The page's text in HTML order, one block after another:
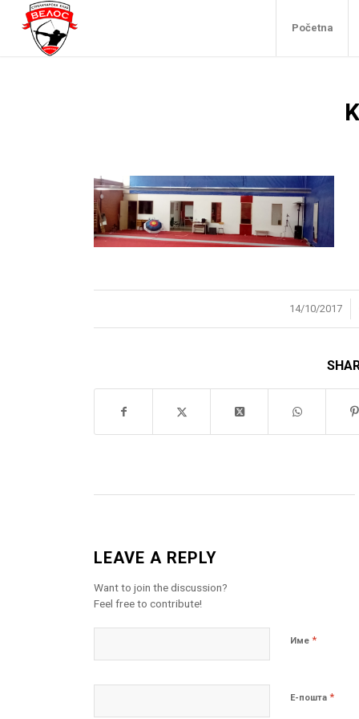
Početna
14/10/2017
/
LEAVE A REPLY
Want to join the discussion?
Feel free to contribute!
Име*
Е-пошта*